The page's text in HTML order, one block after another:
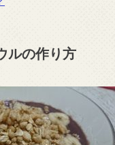
ルの作り方